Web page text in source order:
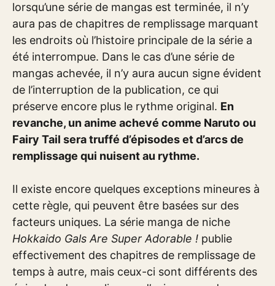
lorsqu’une série de mangas est terminée, il n’y
aura pas de chapitres de remplissage marquant
les endroits où l’histoire principale de la série a
été interrompue. Dans le cas d’une série de
mangas achevée, il n’y aura aucun signe évident
de l’interruption de la publication, ce qui
préserve encore plus le rythme original. En
revanche, un anime achevé comme Naruto ou
Fairy Tail sera truffé d’épisodes et d’arcs de
remplissage qui nuisent au rythme.
Il existe encore quelques exceptions mineures à
cette règle, qui peuvent être basées sur des
facteurs uniques. La série manga de niche
Hokkaido Gals Are Super Adorable ! publie
effectivement des chapitres de remplissage de
temps à autre, mais ceux-ci sont différents des